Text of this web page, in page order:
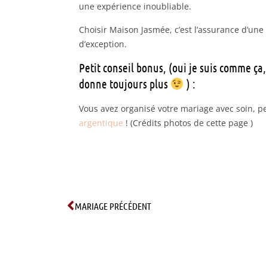
une expérience inoubliable.
Choisir Maison Jasmée, c’est l’assurance
d’exception.
Petit conseil bonus, (oui je suis comme
donne toujours plus
) :
Vous avez organisé votre mariage avec soin,
argentique ! (Crédits photos de cette page )
MARIAGE PRÉCÉDENT